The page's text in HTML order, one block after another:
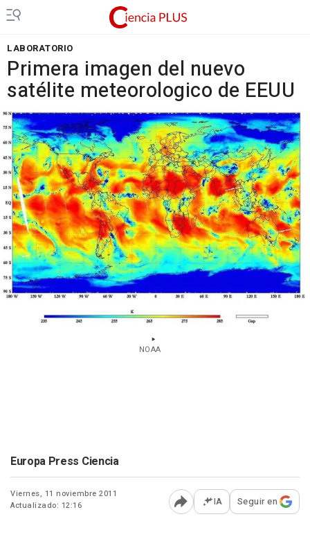
LABORATORIO
Primera imagen del nuevo
satélite meteorologico de EEUU
NOAA
Europa Press Ciencia
Viernes, 11 noviembre 2011
Actualizado: 12:16
Abrir opciones para
IA Seguir en